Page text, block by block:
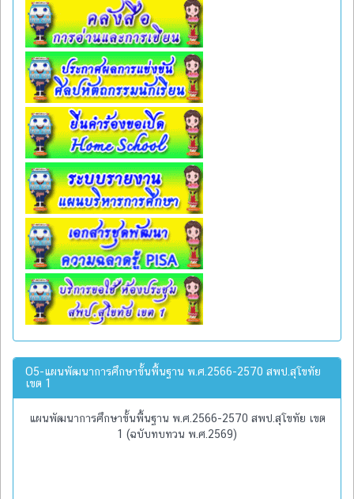
O5-แผนพัฒนาการศึกษาขั้นพื้นฐาน พ.ศ.2566-2570 สพป.สุโขทัย
เขต 1
แผนพัฒนาการศึกษาขั้นพื้นฐาน พ.ศ.2566-2570 สพป.สุโขทัย เขต
1 (ฉบับทบทวน พ.ศ.2569)